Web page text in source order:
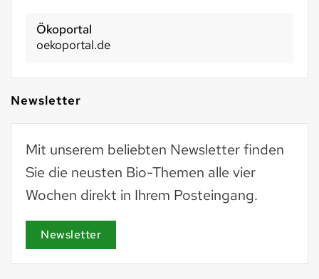
Ökoportal
oekoportal.de
Newsletter
Mit unserem beliebten Newsletter finden
Sie die neusten Bio-Themen alle vier
Wochen direkt in Ihrem Posteingang.
Newsletter